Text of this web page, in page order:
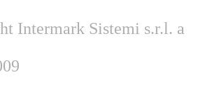
Intermark Sistemi s.r.l. a